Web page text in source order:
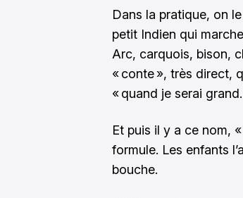
Dans la pratique, on
petit Indien qui
Arc, carquois, bison,
« conte », très direct,
« quand je serai
Et puis il y a ce nom,
formule. Les enfants
bouche.